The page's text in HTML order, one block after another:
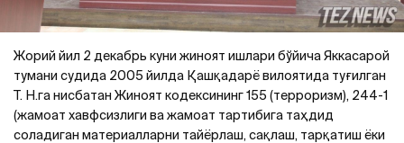
Жорий йил 2 декабрь куни жиноят ишлари бўйича Яккасарой
тумани судида 2005 йилда Қашқадарё вилоятида туғилган
Т. Н.га нисбатан Жиноят кодексининг 155 (терроризм), 244-1
(жамоат хавфсизлиги ва жамоат тартибига таҳдид
соладиган материалларни тайёрлаш, сақлаш, тарқатиш ёки